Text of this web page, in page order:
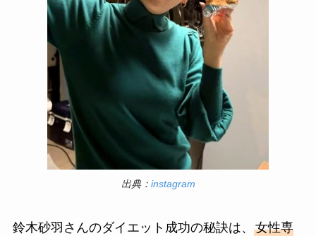
出典： instagram
鈴木砂羽さんのダイエット成功の秘訣は、 女性専